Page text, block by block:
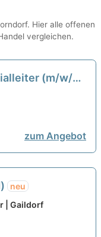
Hier alle offenen
vergleichen.
(m/w/d)
zum Angebot
neu
| Gaildorf